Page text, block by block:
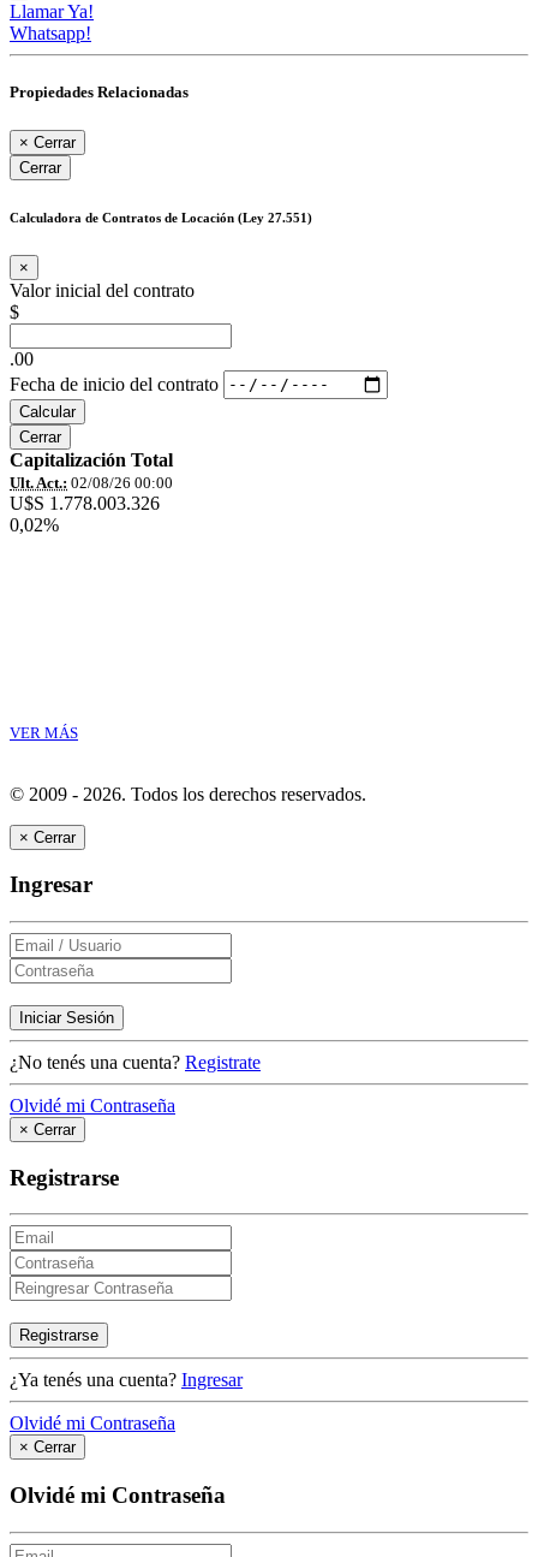
Llamar Ya!
Whatsapp!
Propiedades Relacionadas
× Cerrar
Cerrar
Calculadora de Contratos de Locación (Ley 27.551)
×
Valor inicial del contrato
$
.00
Fecha de inicio del contrato
Calcular
Cerrar
Capitalización Total
Ult. Act.: 02/08/26 00:00
U$S 1.778.003.326
0,02%
VER MÁS
© 2009 - 2026. Todos los derechos reservados.
× Cerrar
Ingresar
Iniciar Sesión
¿No tenés una cuenta? Registrate
Olvidé mi Contraseña
× Cerrar
Registrarse
Registrarse
¿Ya tenés una cuenta? Ingresar
Olvidé mi Contraseña
× Cerrar
Olvidé mi Contraseña